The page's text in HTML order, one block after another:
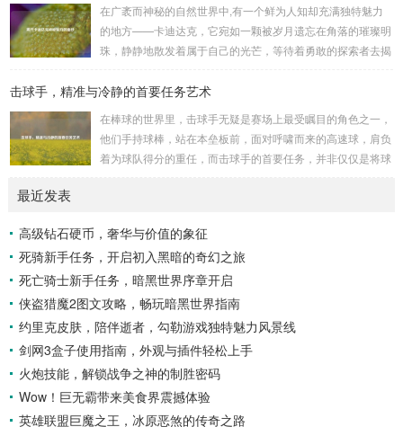
科学研究的外衣，实则干着违背人道、危害全球的勾当。 从
历史上看,生物武器的使用曾经给人类带来过惨痛的教训，在
战争时期，某些国家就曾利用细菌、病毒...
在广袤而神秘的自然世界中,有一个鲜为人知却充满独特魅力
的地方——卡迪达克，它宛如一颗被岁月遗忘在角落的璀璨明
珠，静静地散发着属于自己的光芒，等待着勇敢的探索者去揭
复杂多样的地形地貌，高耸入云的山脉连绵起伏，像是大自然
照耀下闪耀着刺眼的银光，仿佛是大自然赐予这片土地的皇
冠，而山脚下，则是一片郁郁葱葱的森林，森林里树木种类繁
多，高大的乔木遮天蔽日，阳光只能透过枝叶的缝隙...
击球手，精准与冷静的首要任务艺术
在棒球的世界里，击球手无疑是赛场上最受瞩目的角色之一，
他们手持球棒，站在本垒板前，面对呼啸而来的高速球，肩负
着为球队得分的重任，而击球手的首要任务，并非仅仅是将球
滑球，击球手需要在极短的时间内，准确判断球的速度、方向
和落点，然后调整自己的击球动作，这不仅要求击球手具备出
色的视力和反应能力,更需要大量的训练来培养对球...
最近发表
高级钻石硬币，奢华与价值的象征
死骑新手任务，开启初入黑暗的奇幻之旅
死亡骑士新手任务，暗黑世界序章开启
侠盗猎魔2图文攻略，畅玩暗黑世界指南
约里克皮肤，陪伴逝者，勾勒游戏独特魅力风景线
剑网3盒子使用指南，外观与插件轻松上手
火炮技能，解锁战争之神的制胜密码
Wow！巨无霸带来美食界震撼体验
英雄联盟巨魔之王，冰原恶煞的传奇之路